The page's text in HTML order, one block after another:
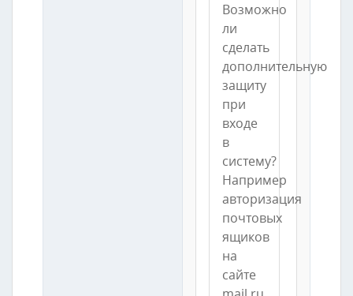
Возможно
ли
сделать
дополнительную
защиту
при
входе
в
систему?
Например
авторизация
почтовых
ящиков
на
сайте